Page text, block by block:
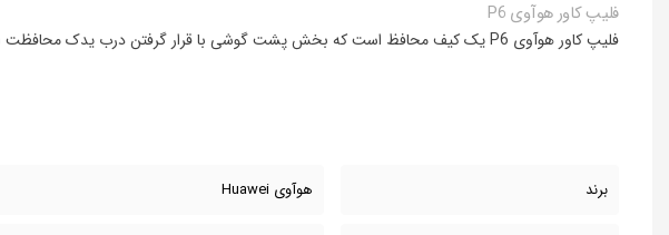
فلیپ کاور هوآوی P6
فلیپ کاور هوآوی P6 یک کیف محافظ است که بخش پشت گوشی با قرار گرفتن درب یدک محافظت شده و این درب با یک لایه ی چرمی به بخش جلویی کاور متصل و از صفحه نمایش نیز حفاظت میکند
برند هوآوی Huawei